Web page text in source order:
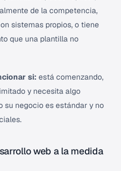
de la competencia,
sistemas propios, o tiene
que una plantilla no
si: está comenzando,
y necesita algo
su negocio es estándar y no
web a la medida